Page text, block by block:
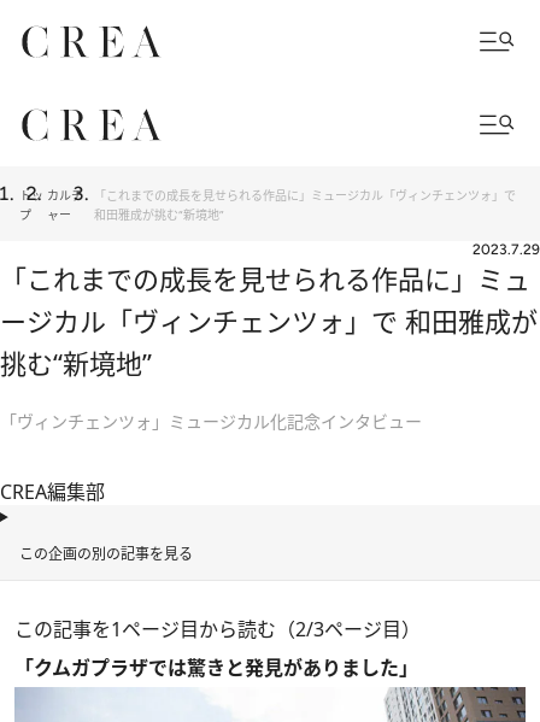
トッ
プ
カルチ
ャー
「これまでの成長を見せられる作品に」ミュージカル「ヴィンチェンツォ」で
和田雅成が挑む“新境地”
2023.7.29
「これまでの成長を見せられる作品に」ミュ
ージカル「ヴィンチェンツォ」で 和田雅成が
挑む“新境地”
「ヴィンチェンツォ」ミュージカル化記念インタビュー
CREA編集部
この企画の別の記事を見る
この記事を1ページ目から読む（2/3ページ目）
「クムガプラザでは驚きと発見がありました」